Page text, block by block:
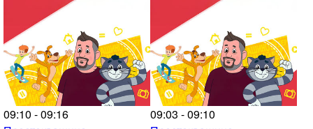
09:10 - 09:16
09:03 - 09:10